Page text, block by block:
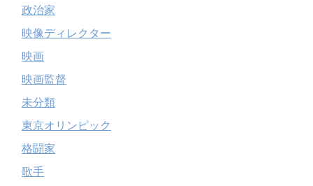
政治家
映像ディレクター
映画
映画監督
未分類
東京オリンピック
格闘家
歌手